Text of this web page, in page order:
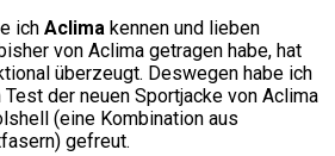
ich Aclima kennen und lieben
von Aclima getragen habe, hat
überzeugt. Deswegen habe ich
der neuen Sportjacke von Aclima
(eine Kombination aus
gefreut.